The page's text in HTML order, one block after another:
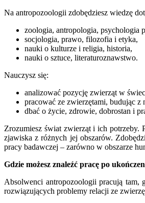
Na antropozoologii zdobędziesz wiedzę
zoologia, antropologia, psychologia
socjologia, prawo, filozofia i etyka,
nauki o kulturze i religia, historia,
nauki o sztuce, literaturoznawstwo.
Nauczysz się:
analizować pozycję zwierząt w
pracować ze zwierzętami, budując
dbać o życie, zdrowie, dobrostan i
Zrozumiesz świat zwierząt i ich potrzeby.
zjawiska z różnych jej obszarów.
pracy badawczej – zarówno w obszarze
Gdzie możesz znaleźć pracę po
Absolwenci antropozoologii pracują tam,
rozwiązujących problemy relacji ze